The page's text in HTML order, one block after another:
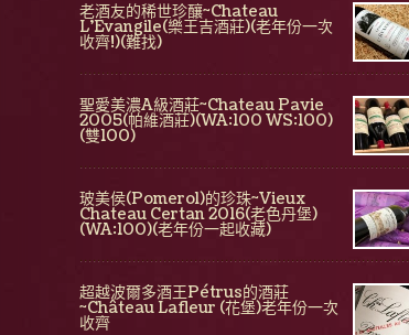
老酒友的稀世珍釀~Chateau
L'Evangile(樂王吉酒莊)(老年份一次
收齊!)(難找)
聖愛美濃A級酒莊~Chateau Pavie
2005(帕維酒莊)(WA:100 WS:100)
(雙100)
玻美侯(Pomerol)的珍珠~Vieux
Chateau Certan 2016(老色丹堡)
(WA:100)(老年份一起收藏)
超越波爾多酒王Pétrus的酒莊
~Château Lafleur (花堡)老年份一次
收齊